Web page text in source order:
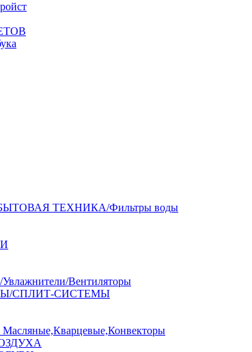
ТЕХНИКА/Фильтры воды
Вентиляторы
СПЛИТ-СИСТЕМЫ